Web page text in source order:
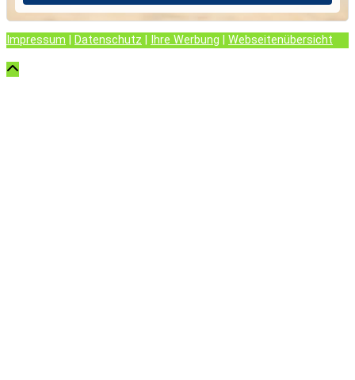
Impressum Datenschutz Ihre Werbung Webseitenübersicht